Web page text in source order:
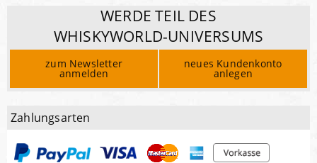
WERDE TEIL DES
WHISKYWORLD-UNIVERSUMS
zum Newsletter
anmelden
neues Kundenkonto
anlegen
Zahlungsarten